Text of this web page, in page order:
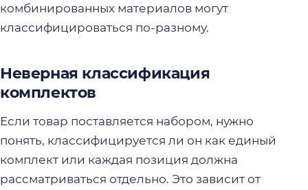
комбинированных материалов могут
классифицироваться по-разному.
Неверная классификация
комплектов
Если товар поставляется набором, нужно
понять, классифицируется ли он как единый
комплект или каждая позиция должна
рассматриваться отдельно. Это зависит от